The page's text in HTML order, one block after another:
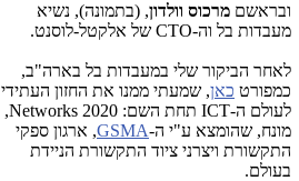
ובראשם מרכוס וולדון, (בתמונה), נשיא
מעבדות בל וה-CTO של אלקטל-לוסנט.
לאחר הביקור שלי במעבדות בל בארה"ב,
כמפורט כאן, שמעתי ממנו את החזון העתידי
לעולם ה-ICT תחת השם: Networks 2020,
מונח, שהומצא ע"י ה-GSMA, ארגון ספקי
התקשורת ויצרני ציוד התקשורת הניידת
בעולם.